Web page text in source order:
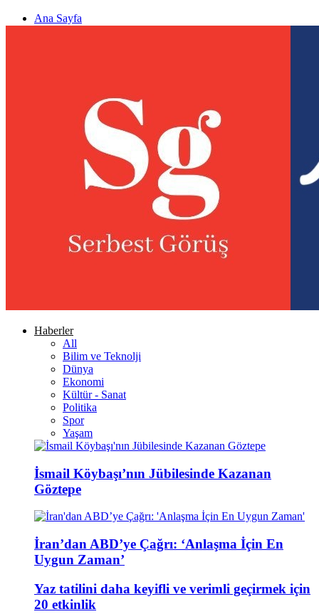
Ana Sayfa
Haberler
All
Bilim ve Teknolji
Dünya
Ekonomi
Kültür - Sanat
Politika
Spor
Yaşam
İsmail Köybaşı’nın Jübilesinde Kazanan
Göztepe
İran’dan ABD’ye Çağrı: ‘Anlaşma İçin En
Uygun Zaman’
Yaz tatilini daha keyifli ve verimli geçirmek için
20 etkinlik